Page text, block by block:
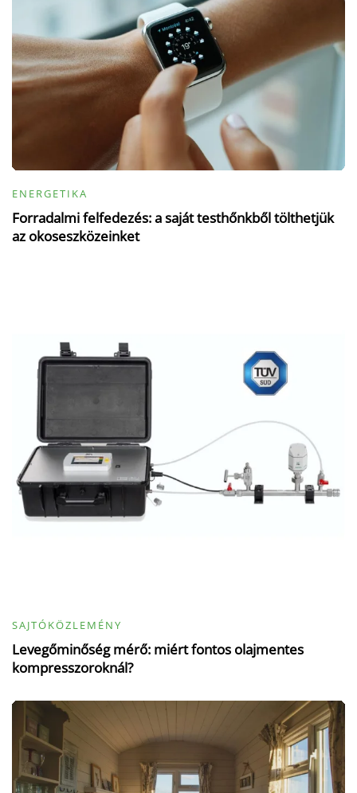
ENERGETIKA
Forradalmi felfedezés: a saját testhőnkből tölthetjük
az okoseszközeinket
SAJTÓKÖZLEMÉNY
Levegőminőség mérő: miért fontos olajmentes
kompresszoroknál?